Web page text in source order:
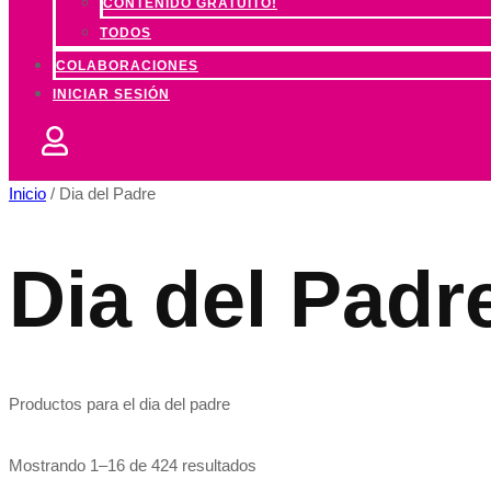
CONTENIDO GRATUITO!
TODOS
COLABORACIONES
INICIAR SESIÓN
Inicio / Dia del Padre
Dia del
Productos para el dia del padre
Mostrando 1–16 de 424 resultados